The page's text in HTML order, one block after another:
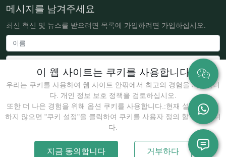
이 웹 사이트는 쿠키를 사용합니다
우리는 쿠키를 사용하여 웹 사이트 안팎에서 최고의 경험을 제공합니
다. 개인 정보 보호 정책을 검토하십시오.
또한 더 나은 경험을 위해 옵션 쿠키를 사용합니다.:현재 설정에 동의
하지 않으면 "쿠키 설정"을 클릭하여 쿠키를 사용자 정의 할 수 있습니
다.
지금 동의합니다 거부하다
메시지를 남겨주세요
최신 혁신 및 뉴스를 받으려면 목록에 가입하려면 가입하십시오.